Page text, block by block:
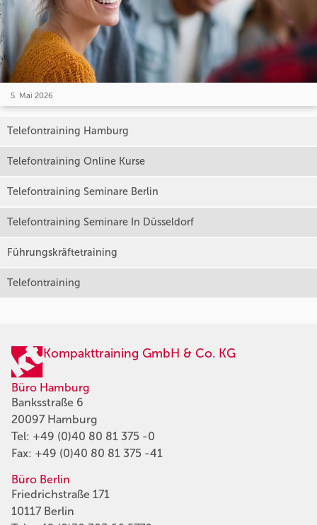
5. Mai 2026
Telefontraining Hamburg
Telefontraining Online Kurse
Telefontraining Seminare Berlin
Telefontraining Seminare In Düsseldorf
Führungskräftetraining
Telefontraining
Kompakttraining GmbH & Co. KG
Büro Hamburg
Banksstraße 6
20097 Hamburg
Tel: +49 (0)40 80 81 375 -0
Fax: +49 (0)40 80 81 375 -41
Büro Berlin
Friedrichstraße 171
10117 Berlin